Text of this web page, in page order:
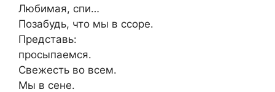
Любимая, спи…
Позабудь, что мы в ссоре.
Представь:
просыпаемся.
Свежесть во всем.
Мы в сене.